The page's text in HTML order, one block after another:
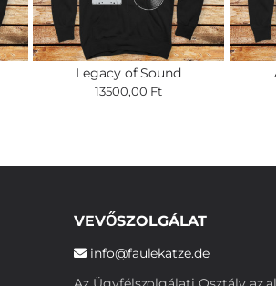
Legacy of Sound
13500,00 Ft
VEVŐSZOLGÁLAT
info@faulekatze.de